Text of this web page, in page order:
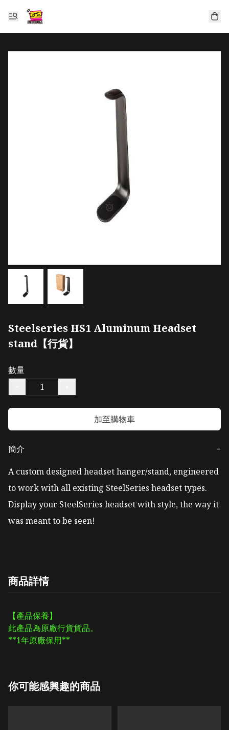
Steelseries HS1 Aluminum Headset
stand【行貨】
數量
加至購物車
簡介
−
A custom designed headset hanger/stand, engineered
to work with all existing SteelSeries headset types.
Display your SteelSeries headset with style, the way it
was meant to be seen!
商品詳情
【產品保養】
此產品為原廠行貨貨品。
**1年原廠保用**
你可能感興趣的商品